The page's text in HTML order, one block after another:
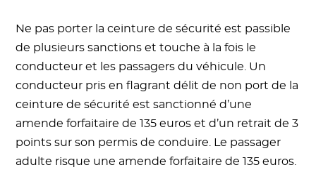
Ne pas porter la ceinture de sécurité est passible
de plusieurs sanctions et touche à la fois le
conducteur et les passagers du véhicule. Un
conducteur pris en flagrant délit de non port de la
ceinture de sécurité est sanctionné d’une
amende forfaitaire de 135 euros et d’un retrait de 3
points sur son permis de conduire. Le passager
adulte risque une amende forfaitaire de 135 euros.